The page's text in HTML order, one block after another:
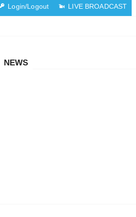
Login/Logout LIVE BROADCAST
NEWS